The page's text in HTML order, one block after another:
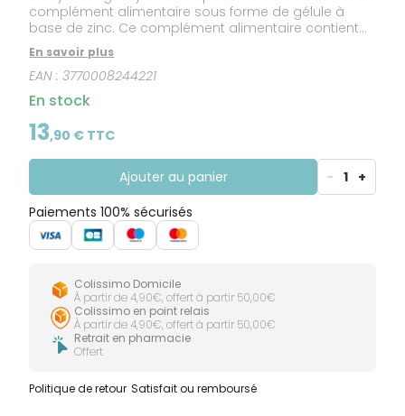
complément alimentaire sous forme de gélule à
base de zinc. Ce complément alimentaire contient
du Zinc, un oligo-élément utilisé par les personnes
qui souhaitent améliorer la santé et la beauté de leur
peau car il contribue au maintien d'une peau
normal. La technique de micro-encapsulation
assure une biodisponibilité élevée du Zinc.
En savoir plus
EAN :3770008244221
En stock
13,90 € TTC
Ajouter au panier - 1 +
Paiements 100% sécurisés
Colissimo Domicile
À partir de 4,90€, offert à partir 50,00€
Colissimo en point relais
À partir de 4,90€, offert à partir 50,00€
Retrait en pharmacie
Offert
Politique de retour Satisfait ou remboursé